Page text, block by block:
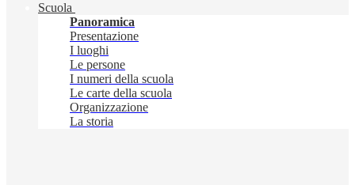
Scuola
Panoramica
Presentazione
I luoghi
Le persone
I numeri della scuola
Le carte della scuola
Organizzazione
La storia